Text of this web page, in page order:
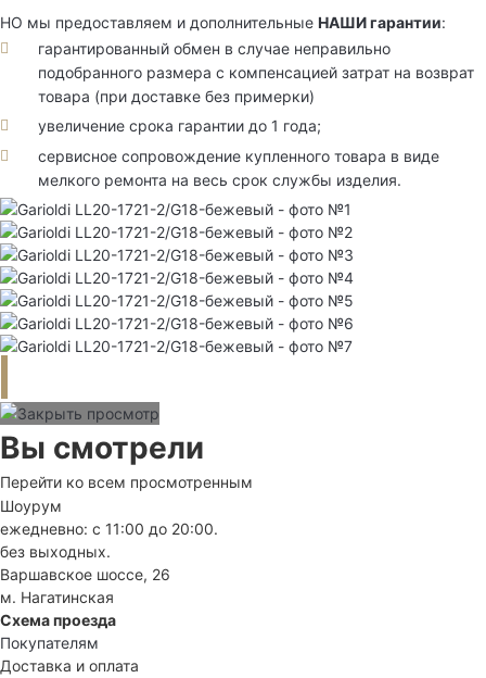
НО мы предоставляем и дополнительные НАШИ гарантии:
гарантированный обмен в случае неправильно
подобранного размера с компенсацией затрат на возврат
товара (при доставке без примерки)
увеличение срока гарантии до 1 года;
сервисное сопровождение купленного товара в виде
мелкого ремонта на весь срок службы изделия.
Вы смотрели
Перейти ко всем просмотренным
Шоурум
ежедневно: с 11:00 до 20:00.
без выходных.
Варшавское шоссе, 26
м. Нагатинская
Схема проезда
Покупателям
Доставка и оплата